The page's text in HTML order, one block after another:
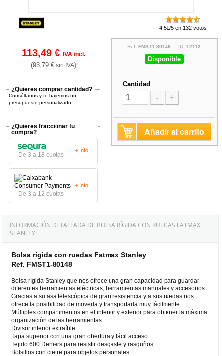
4.51/5 en 132 votos
113,49 € IVA incl.
(93,79 € sin IVA)
¿Quieres comprar cantidad?
Consúltanos y te haremos un
presupuesto personalizado.
¿Quieres fraccionar tu
compra?
De 3 a 18 cuotas
+ Info
De 3 a 12 cuotas
+ Info
Ref:FMST1-80148 ID:12112
Disponible
Cantidad
- +
Añadir al carrito
INFORMACIÓN DETALLADA DE BOLSA RÍGIDA CON RUEDAS FATMAX
STANLEY:
Bolsa rígida con ruedas Fatmax Stanley
Ref. FMST1-80148
Bolsa rígida Stanley que nos ofrece una gran capacidad para guardar
diferentes herramientas eléctricas, herramientas manuales y accesorios.
Gracias a su asa telescópica de gran resistencia y a sus ruedas nos
ofrece la posibilidad de moverla y transportarla muy fácilmente.
Múltiples compartimentos en el interior y exterior para obtener la máxima
organización de las herramientas.
Divisor interior extraíble.
Tapa superior con una gran obertura y fácil acceso.
Tejido 600 Deniers para resistir desgaste y rasguños.
Bolsillos con cierre para objetos personales.